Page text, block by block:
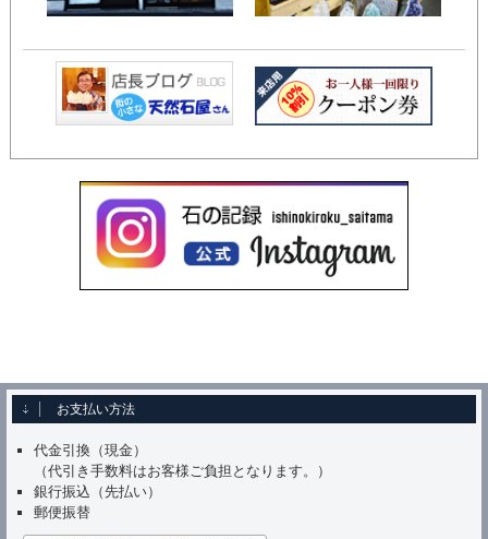
お支払い方法
代金引換（現金）
（代引き手数料はお客様ご負担となります。）
銀行振込（先払い）
郵便振替